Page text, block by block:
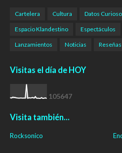
Cartelera Cultura Datos
Espacio Klandestino Espectáculos
Lanzamientos Noticias Reseñas
Visitas el día de HOY
105647
Visita también...
Rocksonico